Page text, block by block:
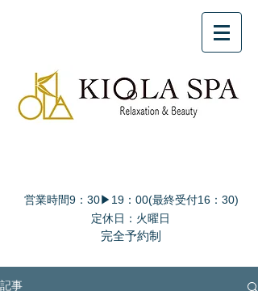
営業時間9：30▶19：00(最終受付16：30)
定休日：火曜日
完全予約制
記事